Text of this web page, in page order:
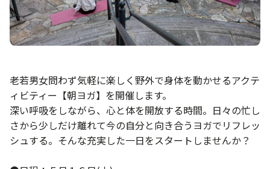
老若男女問わず気軽に楽しく野外で身体を動かせるアクテ
ィビティー【朝ヨガ】を開催します。
深い呼吸をしながら、心と体を開放する時間。日々の忙し
さから少しだけ離れて今の自分と向き合うヨガでリフレッ
シュする。そんな充実した一日をスタートしませんか？